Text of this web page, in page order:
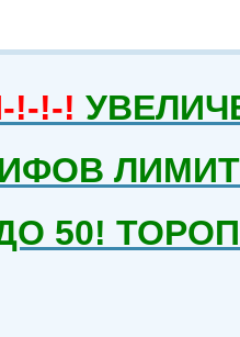
!-!-!
50!